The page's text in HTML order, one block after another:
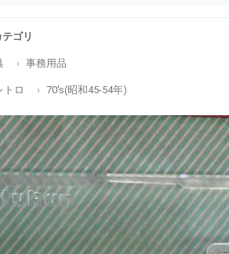
ゴリ
事務用品
トロ 70's(昭和45-54年)